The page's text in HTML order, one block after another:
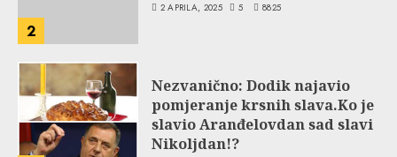
2
2 APRILA, 2025 5 8825
Nezvanično: Dodik najavio
pomjeranje krsnih slava.Ko je
slavio Aranđelovdan sad slavi
Nikoljdan!?